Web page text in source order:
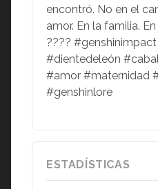
encontró. No en el
amor. En la familia.
????
#dientedeleón
#amor #maternidad
#genshinlore
ESTADÍSTICAS